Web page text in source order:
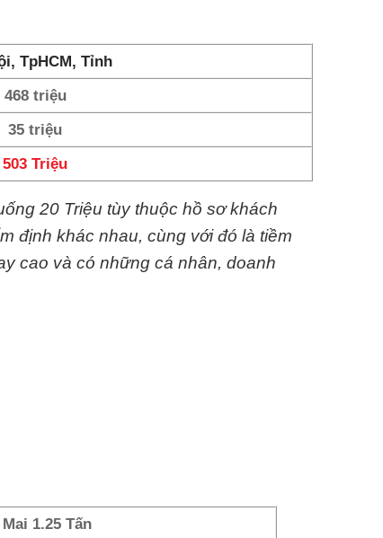
TpHCM, Tỉnh
468 triệu
35 triệu
503 Triệu
20 Triệu tùy thuộc hồ sơ khách
định khác nhau, cùng với đó là tiềm
cao và có những cá nhân, doanh
1.25 Tấn